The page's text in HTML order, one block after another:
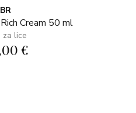
Cream 50 ml
za lice
€